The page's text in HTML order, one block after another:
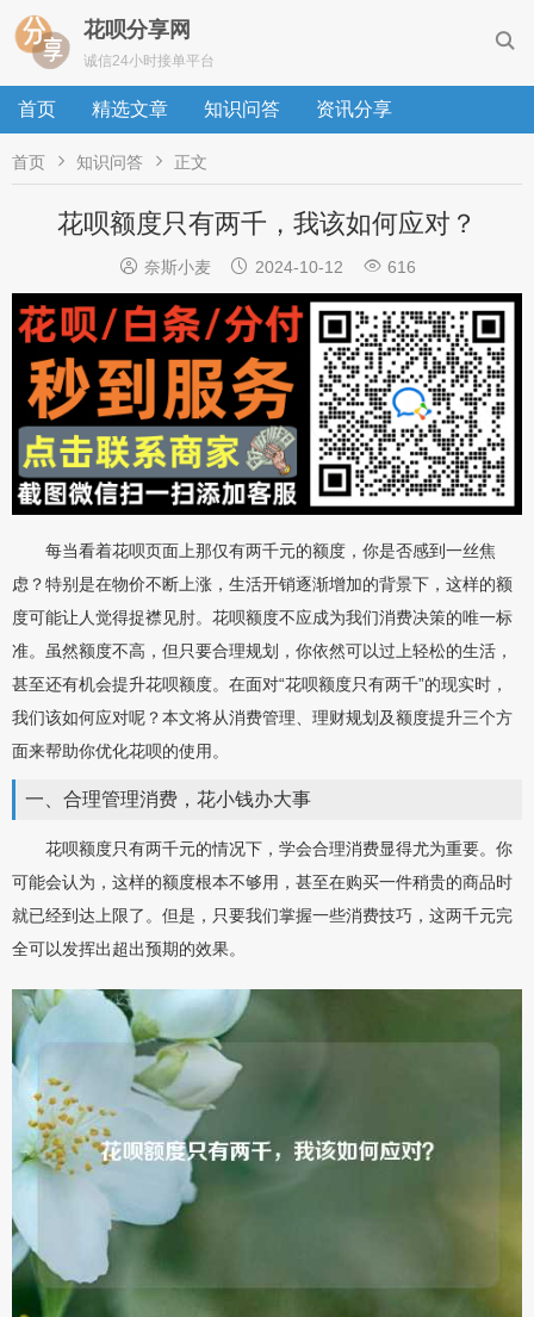

花呗分享网
诚信24小时接单平台
首页 精选文章 知识问答 资讯分享
首页  知识问答  正文
花呗额度只有两千，我该如何应对？
 奈斯小麦  2024-10-12  616
每当看着花呗页面上那仅有两千元的额度，你是否感到一丝焦
虑？特别是在物价不断上涨，生活开销逐渐增加的背景下，这样的额
度可能让人觉得捉襟见肘。花呗额度不应成为我们消费决策的唯一标
准。虽然额度不高，但只要合理规划，你依然可以过上轻松的生活，
甚至还有机会提升花呗额度。在面对“花呗额度只有两千”的现实时，
我们该如何应对呢？本文将从消费管理、理财规划及额度提升三个方
面来帮助你优化花呗的使用。
一、合理管理消费，花小钱办大事
花呗额度只有两千元的情况下，学会合理消费显得尤为重要。你
可能会认为，这样的额度根本不够用，甚至在购买一件稍贵的商品时
就已经到达上限了。但是，只要我们掌握一些消费技巧，这两千元完
全可以发挥出超出预期的效果。